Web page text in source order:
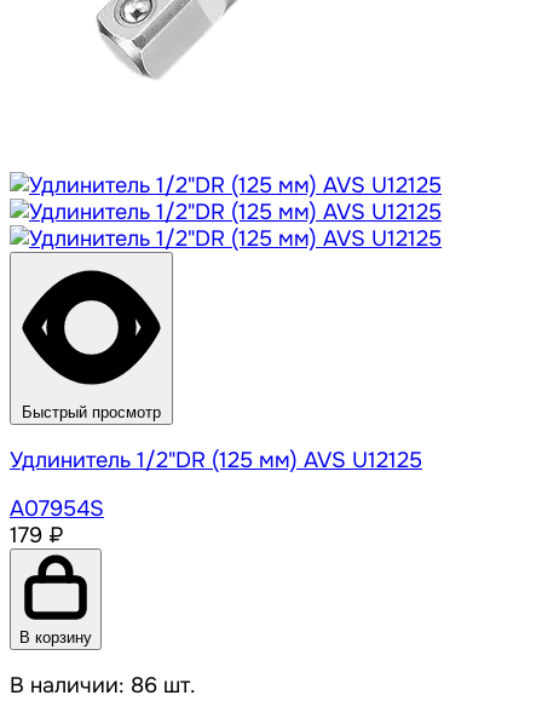
Быстрый просмотр
Удлинитель 1/2"DR (125 мм) AVS U12125
A07954S
179 ₽
В корзину
В наличии: 86 шт.